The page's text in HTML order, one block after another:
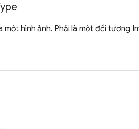
một hình ảnh. Phải là một đối tượng